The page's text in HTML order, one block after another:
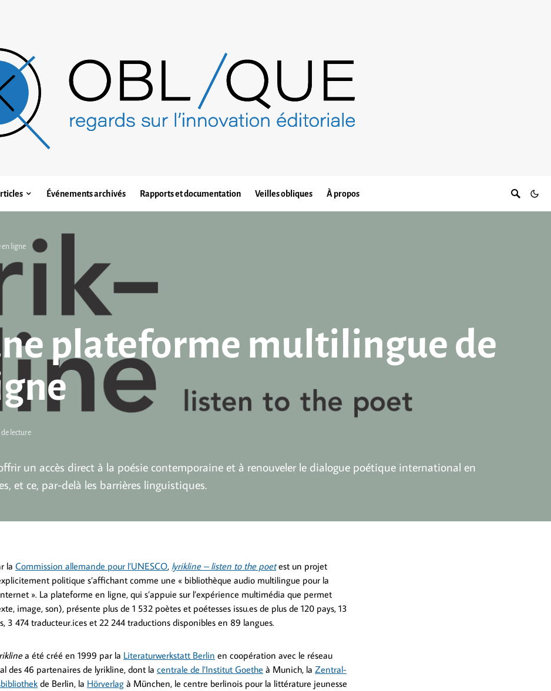
Événements archivés Rapports et documentation Veilles obliques À propos
en ligne
plateforme multilingue de
lecture
un accès direct à la poésie contemporaine et à renouveler le dialogue poétique international en
et ce, par-delà les barrières linguistiques.
la Commission allemande pour l’UNESCO, lyrikline – listen to the poet est un projet
politique s’affichant comme une « bibliothèque audio multilingue pour la
». La plateforme en ligne, qui s’appuie sur l’expérience multimédia que permet
image, son), présente plus de 1 532 poètes et poétesses issu.es de plus de 120 pays, 13
3 474 traducteur.ices et 22 244 traductions disponibles en 89 langues.
a été créé en 1999 par la Literaturwerkstatt Berlin en coopération avec le réseau
des 46 partenaires de lyrikline, dont la centrale de l’Institut Goethe à Munich, la Zentral-
de Berlin, la Hörverlag à München, le centre berlinois pour la littérature jeunesse